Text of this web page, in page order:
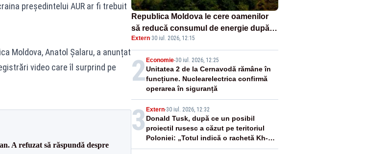
președintelui AUR ar fi trebuit
Moldova, Anatol Șalaru, a anunțat
video care îl surprind pe
A refuzat să răspundă despre
Republica Moldova le cere oamenilor
să reducă consumul de energie după
oprirea reactoarelor de la Cernavodă
Extern·30 iul. 2026, 12:15
2Economie-30 iul. 2026, 12:25
Unitatea 2 de la Cernavodă rămâne în
funcțiune. Nuclearelectrica confirmă
operarea în siguranță
3 Extern-30 iul. 2026, 12:32
Donald Tusk, după ce un posibil
proiectil rusesc a căzut pe teritoriul
Poloniei: „Totul indică o rachetă Kh-
101”